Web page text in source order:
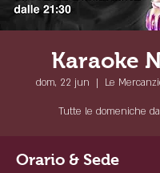
Karaoke
dom, 22 jun
  |
Le
Tutte le domeniche
Orario & Sede